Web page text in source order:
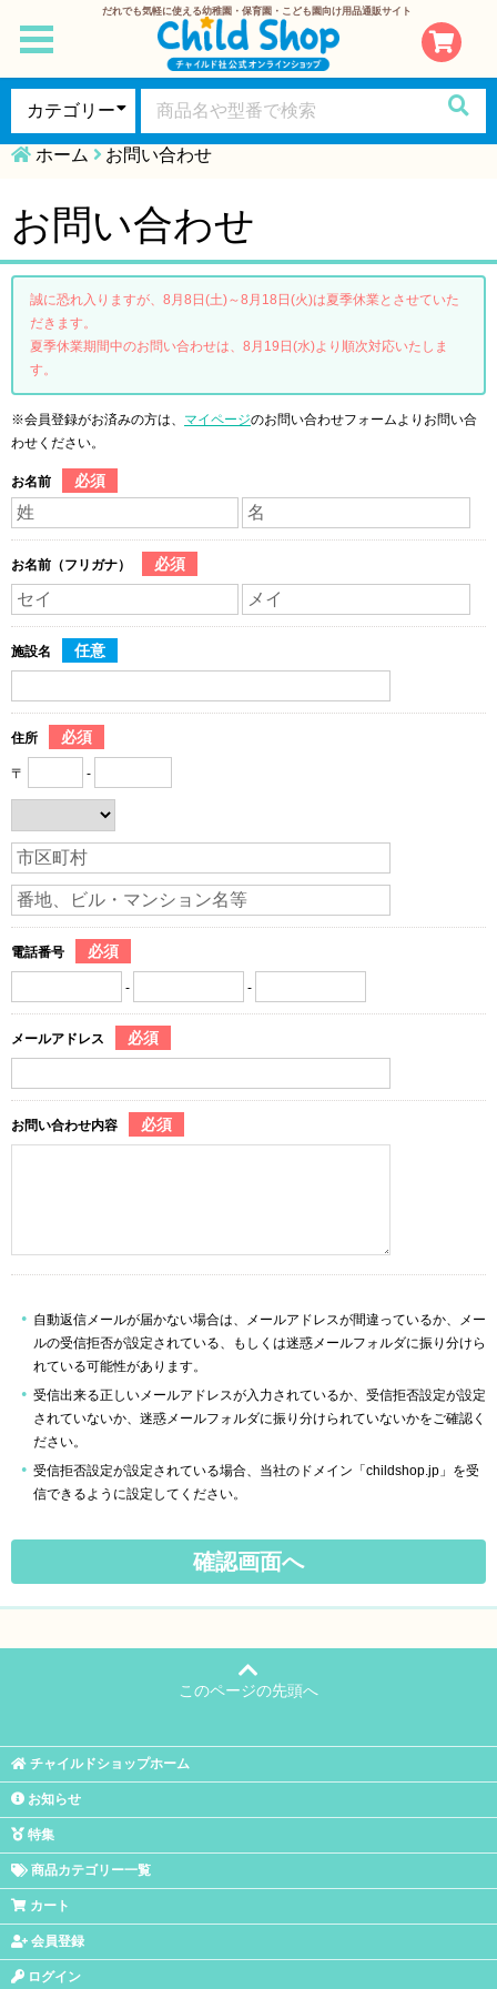
だれでも気軽に使える幼稚園・保育園・こども園向け用品通販サイト
toggle
navigation
ホーム お問い合わせ
お問い合わせ
誠に恐れ入りますが、8月8日(土)～8月18日(火)は夏季休業とさせていた
だきます。
夏季休業期間中のお問い合わせは、8月19日(水)より順次対応いたしま
す。
※会員登録がお済みの方は、 マイページのお問い合わせフォームよりお問い合
わせください。
お名前 必須
お名前（フリガナ） 必須
施設名 任意
住所 必須
〒 -
電話番号 必須
- -
メールアドレス 必須
お問い合わせ内容 必須
自動返信メールが届かない場合は、メールアドレスが間違っているか、メー
ルの受信拒否が設定されている、もしくは迷惑メールフォルダに振り分けら
れている可能性があります。
受信出来る正しいメールアドレスが入力されているか、受信拒否設定が設定
されていないか、迷惑メールフォルダに振り分けられていないかをご確認く
ださい。
受信拒否設定が設定されている場合、当社のドメイン「childshop.jp」を受
信できるように設定してください。
このページの先頭へ
チャイルドショップホーム
お知らせ
特集
商品カテゴリー一覧
カート
会員登録
ログイン